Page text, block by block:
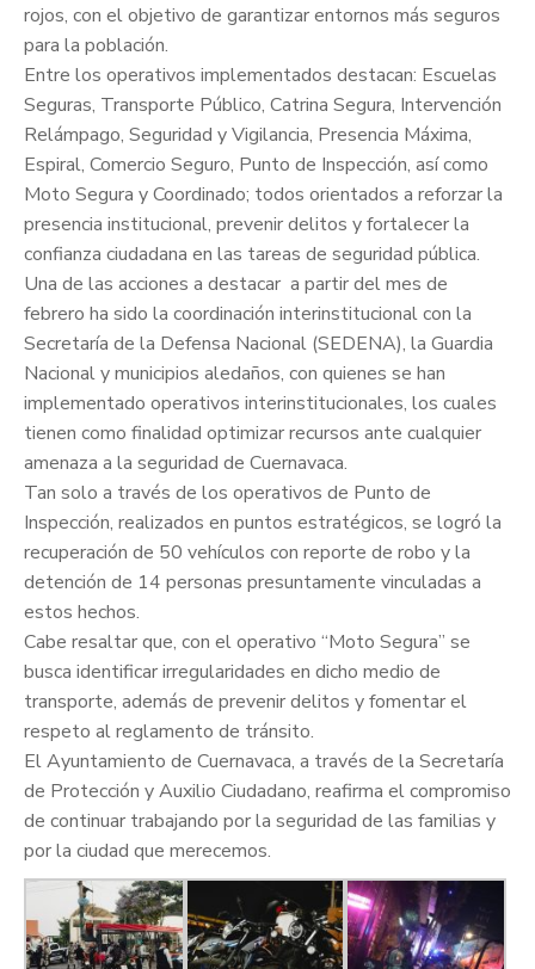
rojos, con el objetivo de garantizar entornos más seguros
para la población.
Entre los operativos implementados destacan: Escuelas
Seguras, Transporte Público, Catrina Segura, Intervención
Relámpago, Seguridad y Vigilancia, Presencia Máxima,
Espiral, Comercio Seguro, Punto de Inspección, así como
Moto Segura y Coordinado; todos orientados a reforzar la
presencia institucional, prevenir delitos y fortalecer la
confianza ciudadana en las tareas de seguridad pública.
Una de las acciones a destacar a partir del mes de
febrero ha sido la coordinación interinstitucional con la
Secretaría de la Defensa Nacional (SEDENA), la Guardia
Nacional y municipios aledaños, con quienes se han
implementado operativos interinstitucionales, los cuales
tienen como finalidad optimizar recursos ante cualquier
amenaza a la seguridad de Cuernavaca.
Tan solo a través de los operativos de Punto de
Inspección, realizados en puntos estratégicos, se logró la
recuperación de 50 vehículos con reporte de robo y la
detención de 14 personas presuntamente vinculadas a
estos hechos.
Cabe resaltar que, con el operativo “Moto Segura” se
busca identificar irregularidades en dicho medio de
transporte, además de prevenir delitos y fomentar el
respeto al reglamento de tránsito.
El Ayuntamiento de Cuernavaca, a través de la Secretaría
de Protección y Auxilio Ciudadano, reafirma el compromiso
de continuar trabajando por la seguridad de las familias y
por la ciudad que merecemos.